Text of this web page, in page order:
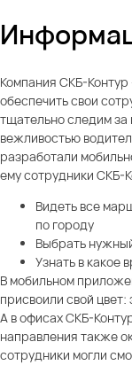
Компания СКБ-
обеспечить свои
тщательно следим
вежливостью
разработали
ему сотрудники СКБ-
Видеть все
по городу
Выбрать
Узнать в какое
В мобильном
присвоили свой
А в офисах СКБ-
направления также
сотрудники могли